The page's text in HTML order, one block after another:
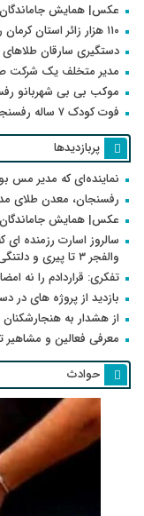
عکس| همایش جاماندگان
۱۱۰ هزار زائر استان کرمان راهی سفر اربعین شدند
دستگیری سارقان
مدیر متخلف یک شرکت
موکب بی بی شهربانو
فوت کودک ۷ ساله رفسنجانی در سانحه رانندگی
پربازدیدها
نماینده‌ای که مدیر مس
رفسنجان، معدن طلای
عکس| همایش جاماندگان
سالروز اسارت رزمنده
والفجر ۳ تا پیری و دلتنگی برای رفقای شهید
تفکری: قراردادم را نه
بازدید از پروژه های
از هشدار به
معرفی فعالین و
حوادث